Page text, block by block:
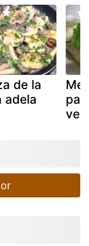
de la
adela